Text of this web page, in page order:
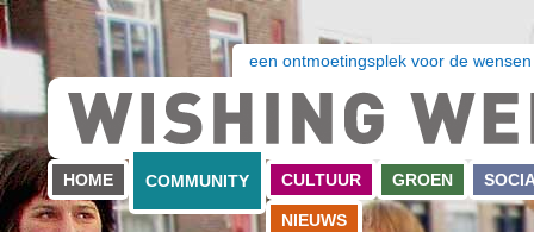
een ontmoetingsplek voor de
HOME COMMUNITY CULTUUR GROEN
NIEUWS